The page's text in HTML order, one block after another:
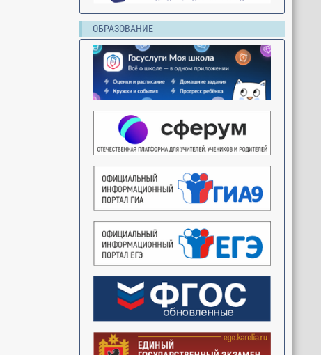
ОБРАЗОВАНИЕ